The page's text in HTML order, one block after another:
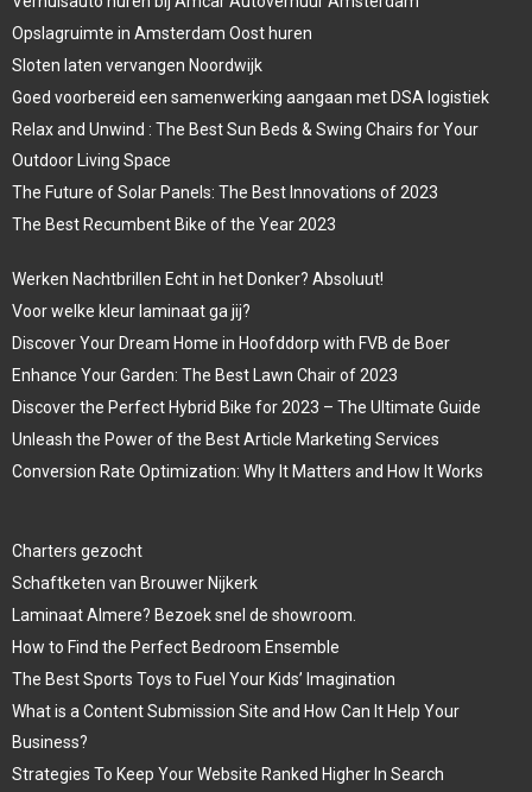
Opslagruimte in Amsterdam Oost huren
Sloten laten vervangen Noordwijk
Goed voorbereid een samenwerking aangaan met DSA logistiek
Relax and Unwind : The Best Sun Beds & Swing Chairs for Your
Outdoor Living Space
The Future of Solar Panels: The Best Innovations of 2023
The Best Recumbent Bike of the Year 2023
Werken Nachtbrillen Echt in het Donker? Absoluut!
Voor welke kleur laminaat ga jij?
Discover Your Dream Home in Hoofddorp with FVB de Boer
Enhance Your Garden: The Best Lawn Chair of 2023
Discover the Perfect Hybrid Bike for 2023 – The Ultimate Guide
Unleash the Power of the Best Article Marketing Services
Conversion Rate Optimization: Why It Matters and How It Works
Charters gezocht
Schaftketen van Brouwer Nijkerk
Laminaat Almere? Bezoek snel de showroom.
How to Find the Perfect Bedroom Ensemble
The Best Sports Toys to Fuel Your Kids’ Imagination
What is a Content Submission Site and How Can It Help Your
Business?
Strategies To Keep Your Website Ranked Higher In Search